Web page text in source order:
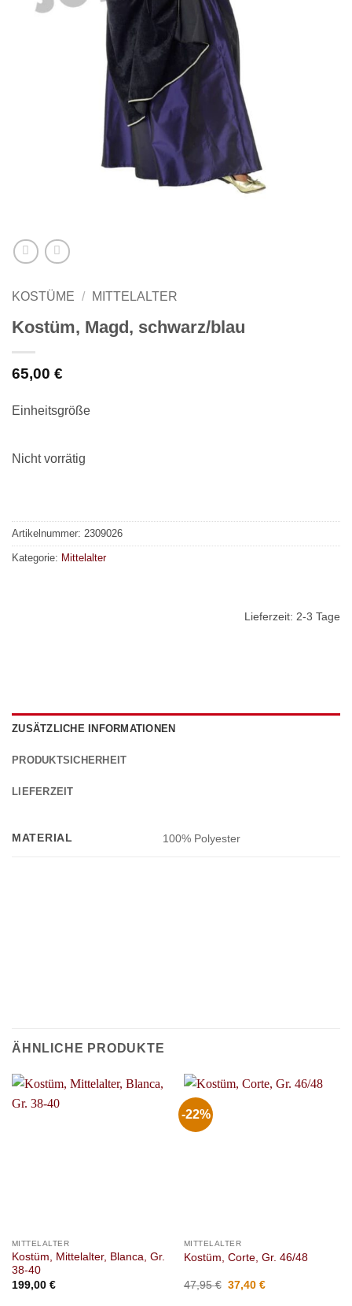
KOSTÜME / MITTELALTER
Kostüm, Magd, schwarz/blau
65,00 €
Einheitsgröße
Nicht vorrätig
Artikelnummer: 2309026
Kategorie: Mittelalter
Lieferzeit: 2-3 Tage
ZUSÄTZLICHE INFORMATIONEN
PRODUKTSICHERHEIT
LIEFERZEIT
MATERIAL 100% Polyester
ÄHNLICHE PRODUKTE
MITTELALTER
Kostüm, Mittelalter, Blanca, Gr.
38-40
199,00 €
-22%
MITTELALTER
Kostüm, Corte, Gr. 46/48
47,95€ Ursprünglicher
37,40 €Aktueller